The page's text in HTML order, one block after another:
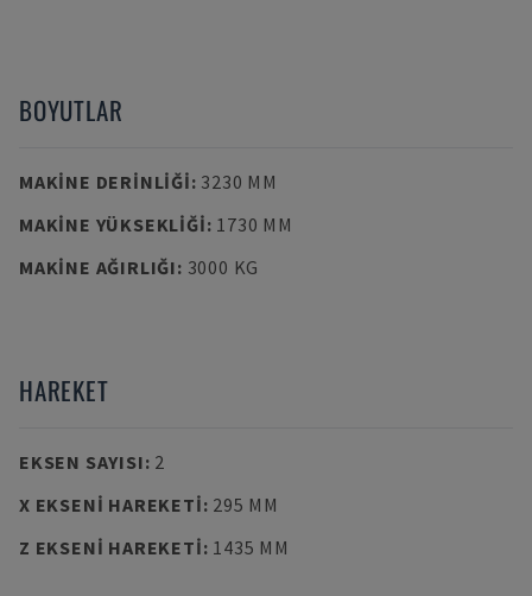
BOYUTLAR
MAKINE DERINLIĞI: 3230 MM
MAKINE YÜKSEKLIĞI: 1730 MM
MAKINE AĞIRLIĞI: 3000 KG
HAREKET
EKSEN SAYISI: 2
X EKSENI HAREKETI: 295 MM
Z EKSENI HAREKETI: 1435 MM